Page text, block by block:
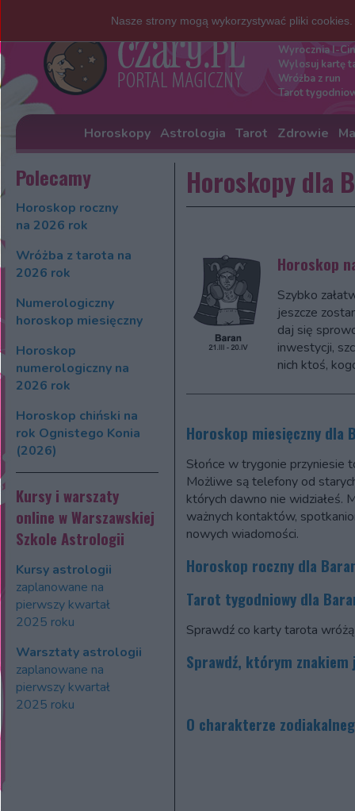
Darmowe
Wyrocznia I-
Wylosuj kartę
Wróżba z run
Tarot
Horoskopy Astrologia Tarot Zdrowie
Polecamy
Horoskop roczny
na 2026 rok
Wróżba z tarota na
2026 rok
Numerologiczny
horoskop miesięczny
Horoskop
numerologiczny na
2026 rok
Horoskop chiński na
rok Ognistego Konia
(2026)
Kursy i warszaty
online w Warszawskiej
Szkole Astrologii
Kursy astrologii
zaplanowane na
pierwszy kwartał
2025 roku
Warsztaty astrologii
zaplanowane na
pierwszy kwartał
2025 roku
Horoskopy dla
Horoskop
Szybko
jeszcze
daj się
inwestycji,
nich ktoś,
Horoskop miesięczny dla
Słońce w trygonie przyniesie
Możliwe są telefony od
których dawno nie widziałeś.
ważnych kontaktów,
nowych wiadomości.
Horoskop roczny dla
Tarot tygodniowy dla
Sprawdź co karty tarota
Sprawdź, którym
O charakterze
Nasze strony mogą wykorzystywać pliki cookies.